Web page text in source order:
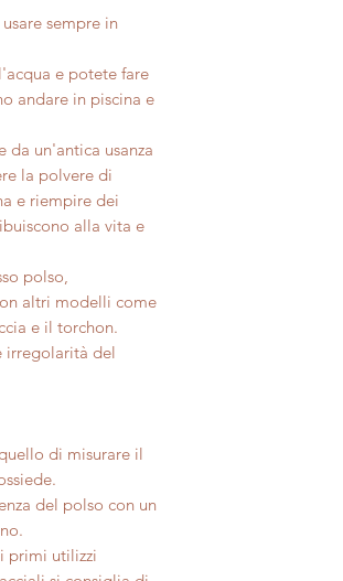
sempre in
e potete fare
andare in piscina e
da un'antica usanza
la polvere di
e riempire dei
alla vita e
polso,
altri modelli come
e il torchon.
irregolarità del
di misurare il
del polso con un
primi utilizzi